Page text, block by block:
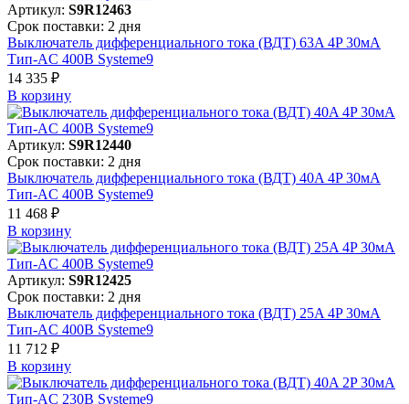
Артикул: S9R12463
Срок поставки: 2 дня
Выключатель дифференциального тока (ВДТ) 63A 4P 30мА
Тип-AC 400В Systeme9
14 335 ₽
В корзинy
Артикул: S9R12440
Срок поставки: 2 дня
Выключатель дифференциального тока (ВДТ) 40A 4P 30мА
Тип-AC 400В Systeme9
11 468 ₽
В корзинy
Артикул: S9R12425
Срок поставки: 2 дня
Выключатель дифференциального тока (ВДТ) 25A 4P 30мА
Тип-AC 400В Systeme9
11 712 ₽
В корзинy